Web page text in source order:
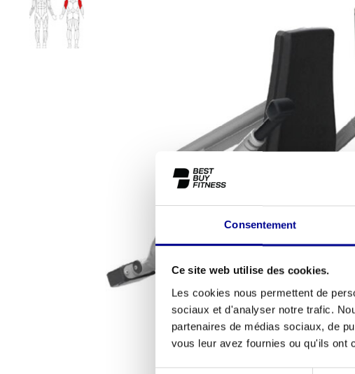
Consentement
Ce site web utilise des cookies.
Les cookies nous permettent de
sociaux et d'analyser notre trafic.
partenaires de médias sociaux, de
vous leur avez fournies ou qu'ils ont